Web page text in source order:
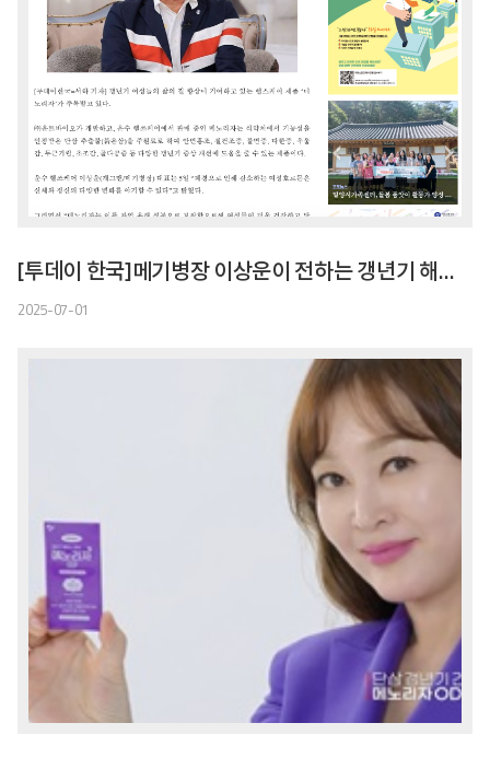
[투데이 한국]메기병장 이상운이 전하는 갱년기 해법... 이승연도 믿은 '메노리자'
2025-07-01